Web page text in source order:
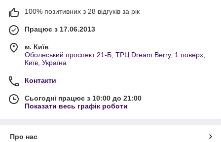
100% позитивних з 28 відгуків за рік
Працює з 17.06.2013
м. Київ
Оболнський проспект 21-Б, ТРЦ Dream Berry, 1 поверх,
Київ, Україна
Контакти
Сьогодні працює з 10:00 до 21:00
Показати весь графік роботи
Про нас